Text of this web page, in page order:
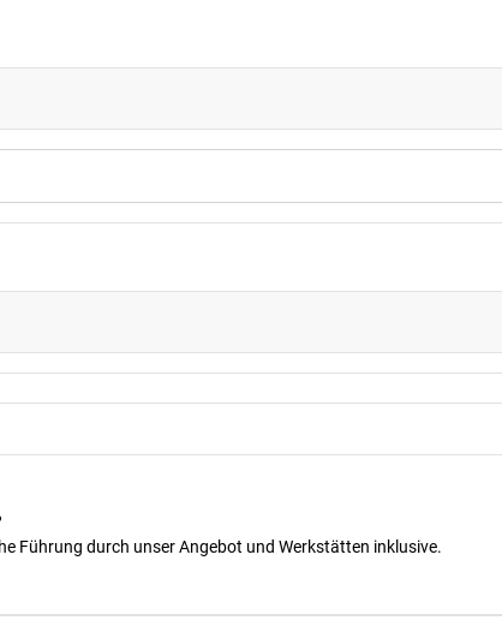
Führung durch unser Angebot und Werkstätten inklusive.